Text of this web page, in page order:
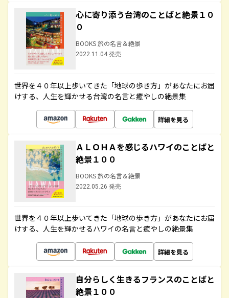
心に寄り添う台湾のことばと絶景１０
０
BOOKS 旅の名言＆絶景
2022.11.04 発売
世界を４０年以上歩いてきた「地球の歩き方」があなたにお届
けする、人生を輝かせる台湾の名言と癒やしの絶景集
詳細を見る
ＡＬＯＨＡを感じるハワイのことばと
絶景１００
BOOKS 旅の名言＆絶景
2022.05.26 発売
世界を４０年以上歩いてきた「地球の歩き方」があなたにお届
けする、人生を輝かせるハワイの名言と癒やしの絶景集
詳細を見る
自分らしく生きるフランスのことばと
絶景１００